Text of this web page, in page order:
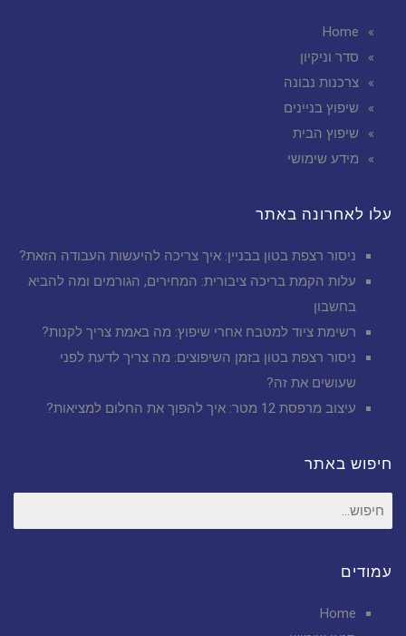
Home
סדר וניקיון
צרכנות נבונה
שיפוץ בניינים
שיפוץ הבית
מידע שימושי
עלו לאחרונה באתר
ניסור רצפת בטון בבניין: איך צריכה להיעשות העבודה הזאת?
עלות הקמת בריכה ציבורית: המחירים, הגורמים ומה להביא
בחשבון
רשימת ציוד למטבח אחרי שיפוץ: מה באמת צריך לקנות?
ניסור רצפת בטון בזמן השיפוצים: מה צריך לדעת לפני
שעושים את זה?
עיצוב מרפסת 12 מטר: איך להפוך את החלום למציאות?
חיפוש באתר
חיפוש
עבור:
עמודים
Home